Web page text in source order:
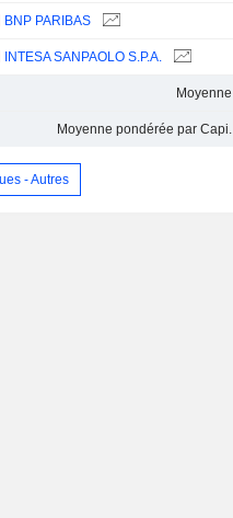
BNP PARIBAS
INTESA SANPAOLO S.P.A.
Moyenne
Moyenne pondérée par Capi.
- Autres